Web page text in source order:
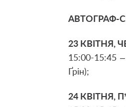
АВТОГРАФ-
23 КВІТНЯ,
15:00-15:45
Ґрін);
24 КВІТНЯ,